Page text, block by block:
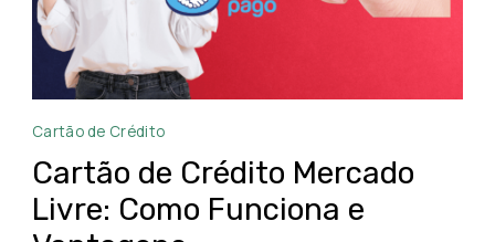
Cartão
Crédito
Mercado
Cartão de Crédito
Cartão de Crédito Mercado
Livre: Como Funciona e